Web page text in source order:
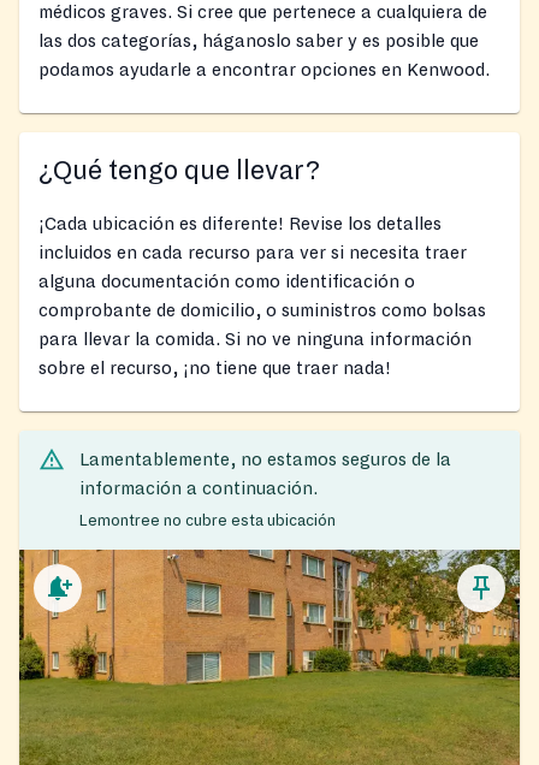
médicos graves. Si cree que pertenece a cualquiera de
las dos categorías, háganoslo saber y es posible que
podamos ayudarle a encontrar opciones en Kenwood.
¿Qué tengo que llevar?
¡Cada ubicación es diferente! Revise los detalles
incluidos en cada recurso para ver si necesita traer
alguna documentación como identificación o
comprobante de domicilio, o suministros como bolsas
para llevar la comida. Si no ve ninguna información
sobre el recurso, ¡no tiene que traer nada!
Lamentablemente, no estamos seguros de la
información a continuación.
Lemontree no cubre esta ubicación